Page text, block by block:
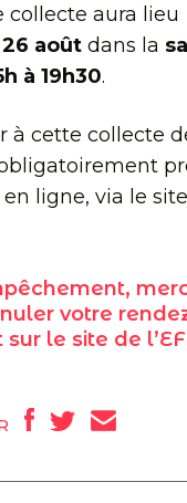
collecte aura lieu
août dans la
à 19h30.
à cette collecte
ligne, via le site
votre
le site de